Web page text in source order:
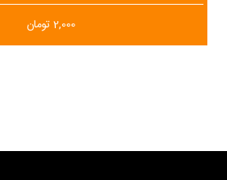
2,000 تومان